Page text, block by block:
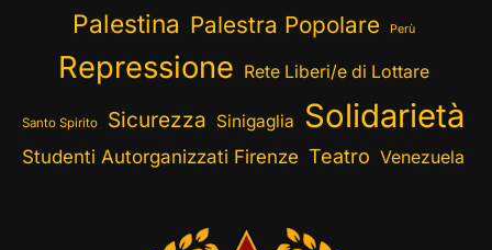
Palestina Palestra Popolare Perù
Repressione Rete Liberi/e di Lottare
Santo Spirito Sicurezza Sinigaglia Solidarietà
Studenti Autorganizzati Firenze Teatro Venezuela